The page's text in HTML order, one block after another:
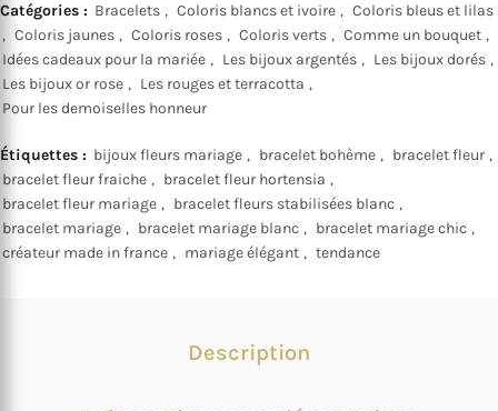
Catégories : Bracelets , Coloris blancs et ivoire , Coloris bleus et lilas
, Coloris jaunes , Coloris roses , Coloris verts , Comme un bouquet ,
Idées cadeaux pour la mariée , Les bijoux argentés , Les bijoux dorés ,
Les bijoux or rose , Les rouges et terracotta ,
Pour les demoiselles honneur
Étiquettes : bijoux fleurs mariage , bracelet bohème , bracelet fleur ,
bracelet fleur fraiche , bracelet fleur hortensia ,
bracelet fleur mariage , bracelet fleurs stabilisées blanc ,
bracelet mariage , bracelet mariage blanc , bracelet mariage chic ,
créateur made in france , mariage élégant , tendance
Description